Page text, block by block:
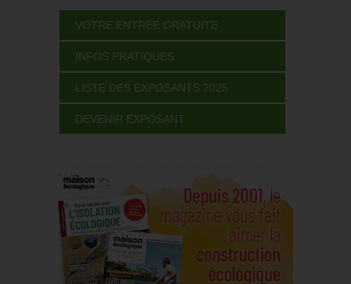
VOTRE ENTRÉE GRATUITE
INFOS PRATIQUES
LISTE DES EXPOSANTS 2025
DEVENIR EXPOSANT